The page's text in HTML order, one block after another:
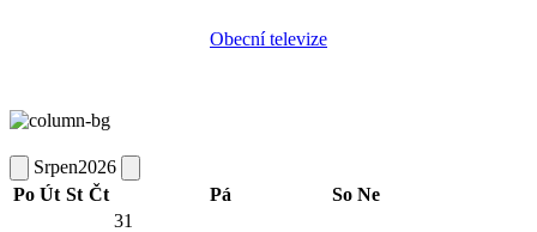
Obecní televize
Srpen2026
Po Út St Čt Pá So Ne
31